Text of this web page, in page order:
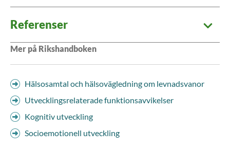
Referenser
Mer på Rikshandboken
Hälsosamtal och hälsovägledning om levnadsvanor
Utvecklingsrelaterade funktionsavvikelser
Kognitiv utveckling
Socioemotionell utveckling